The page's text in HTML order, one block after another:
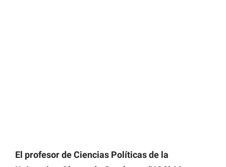
El profesor de Ciencias Políticas de la